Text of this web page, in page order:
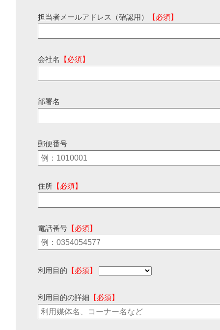
担当者メールアドレス（確認用） 【必須】
会社名 【必須】
部署名
郵便番号
住所 【必須】
電話番号 【必須】
利用目的 【必須】
利用目的の詳細 【必須】